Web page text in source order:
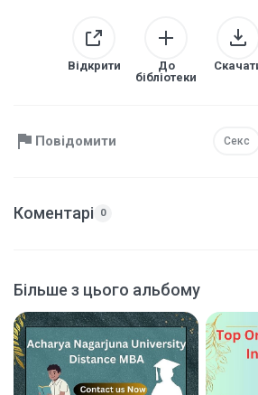
Відкрити
До
бібліотеки
Повідомити Секс
Коментарі 0
Більше з цього альбому